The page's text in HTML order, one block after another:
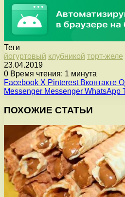
Теги
йогуртовый клубникой торт-желе
23.04.2019
0 Время чтения: 1 минута
Facebook X Pinterest Вконтакте
Messenger Messenger WhatsApp
ПОХОЖИЕ СТАТЬИ